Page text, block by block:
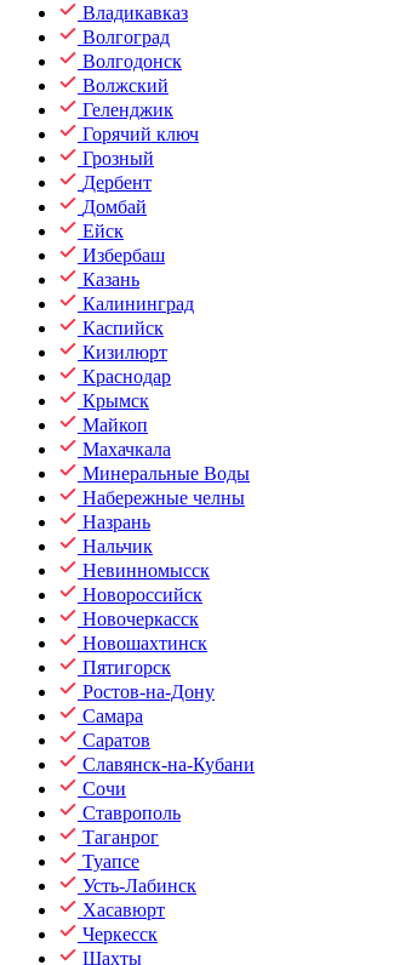
Владикавказ
Волгоград
Волгодонск
Волжский
Геленджик
Горячий ключ
Грозный
Дербент
Домбай
Ейск
Избербаш
Казань
Калининград
Каспийск
Кизилюрт
Краснодар
Крымск
Майкоп
Махачкала
Минеральные Воды
Набережные челны
Назрань
Нальчик
Невинномысск
Новороссийск
Новочеркасск
Новошахтинск
Пятигорск
Ростов-на-Дону
Самара
Саратов
Славянск-на-Кубани
Сочи
Ставрополь
Таганрог
Туапсе
Усть-Лабинск
Хасавюрт
Черкесск
Шахты